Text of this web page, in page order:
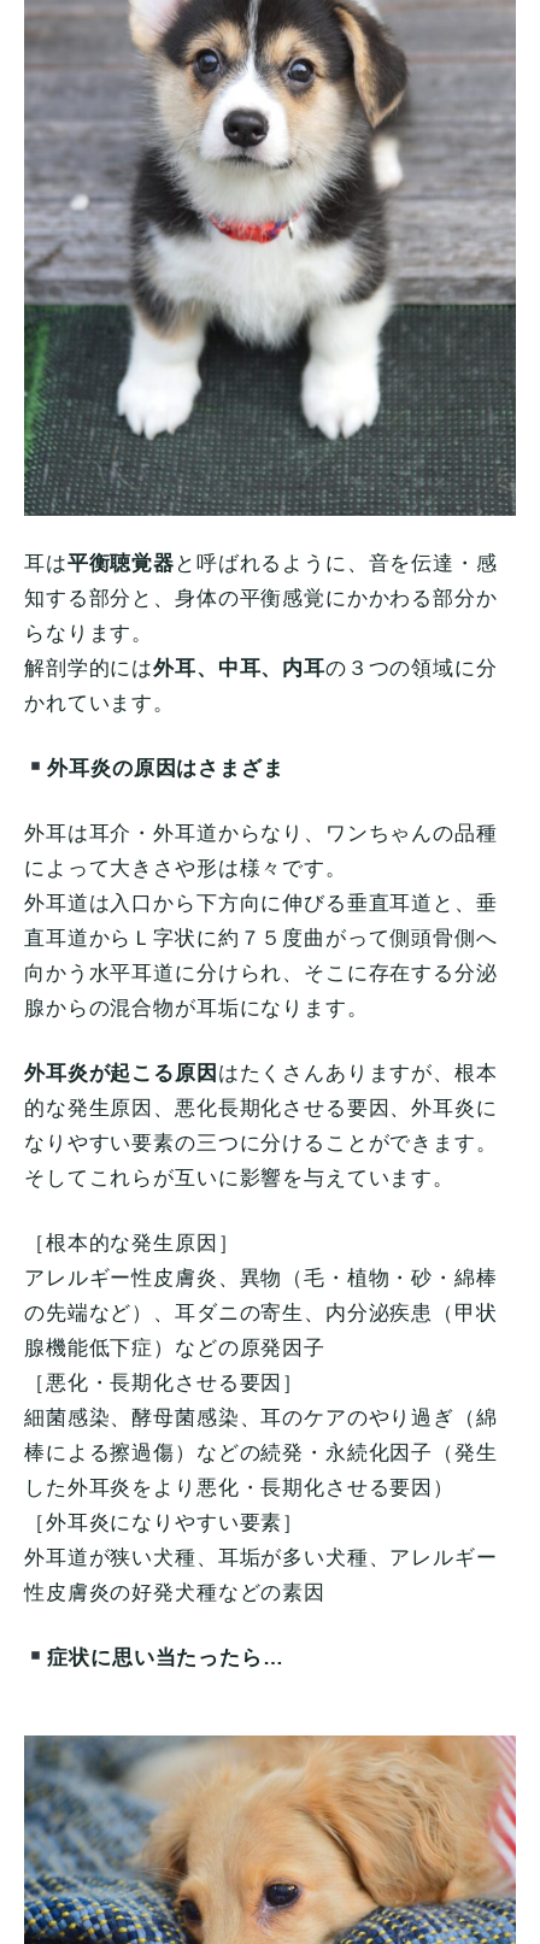
耳は平衡聴覚器 と呼ばれるように、音を伝達・感
知する部分と、身体の平衡感覚にかかわる部分か
らなります。
解剖学的には外耳、中耳、内耳の３つの領域に分
かれています。
外耳炎の原因はさまざま
外耳は耳介・外耳道からなり、ワンちゃんの品種
によって大きさや形は様々です。
外耳道は入口から下方向に伸びる垂直耳道と、垂
直耳道からＬ字状に約７５度曲がって側頭骨側へ
向かう水平耳道に分けられ、そこに存在する分泌
腺からの混合物が耳垢になります。
外耳炎が起こる原因 はたくさんありますが、根本
的な発生原因、悪化長期化させる要因、外耳炎に
なりやすい要素の三つに分けることができます。
そしてこれらが互いに影響を与えています。
［根本的な発生原因］
アレルギー性皮膚炎、異物（毛・植物・砂・綿棒
の先端など）、耳ダニの寄生、内分泌疾患（甲状
腺機能低下症）などの原発因子
［悪化・長期化させる要因］
細菌感染、酵母菌感染、耳のケアのやり過ぎ（綿
棒による擦過傷）などの続発・永続化因子（発生
した外耳炎をより悪化・長期化させる要因）
［外耳炎になりやすい要素］
外耳道が狭い犬種、耳垢が多い犬種、アレルギー
性皮膚炎の好発犬種などの素因
症状に思い当たったら…